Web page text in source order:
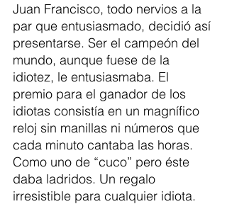
Juan Francisco, todo nervios a la
par que entusiasmado, decidió así
presentarse. Ser el campeón del
mundo, aunque fuese de la
idiotez, le entusiasmaba. El
premio para el ganador de los
idiotas consistía en un magnífico
reloj sin manillas ni números que
cada minuto cantaba las horas.
Como uno de “cuco” pero éste
daba ladridos. Un regalo
irresistible para cualquier idiota.